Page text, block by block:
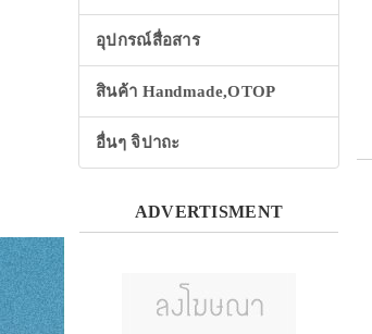
อุปกรณ์สื่อสาร
สินค้า Handmade,OTOP
อื่นๆ จิปาถะ
ADVERTISMENT